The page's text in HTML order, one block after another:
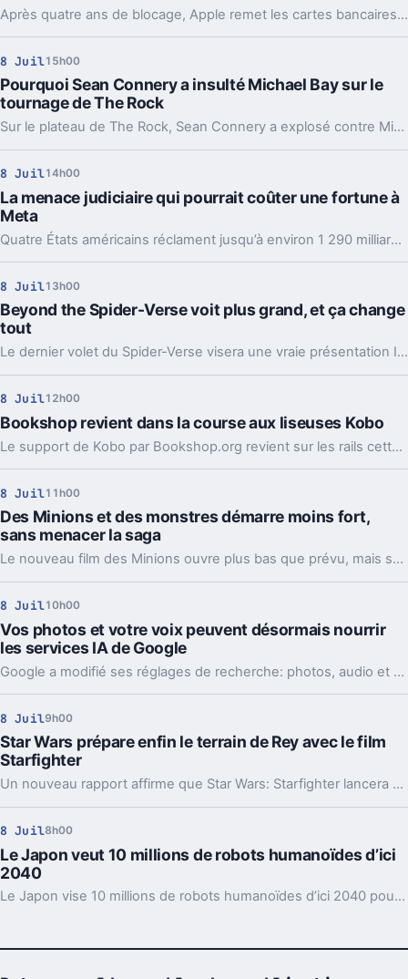
Après quatre ans de blocage, Apple remet les cartes bancaires dans son écosystème indien. Un retour discret, mais crucial pour ses abonnements et l’App Store.
8 Juil15h00
Pourquoi Sean Connery a insulté Michael Bay sur le
tournage de The Rock
Sur le plateau de The Rock, Sean Connery a explosé contre Michael Bay après une cascade sous l’eau. Une scène tendue, révélatrice du tournage.
8 Juil14h00
La menace judiciaire qui pourrait coûter une fortune à
Meta
Quatre États américains réclament jusqu’à environ 1 290 milliards d’euros à Meta pour les designs addictifs de Facebook et Instagram.
8 Juil13h00
Beyond the Spider-Verse voit plus grand, et ça change
tout
Le dernier volet du Spider-Verse visera une vraie présentation IMAX, avec des scènes en 1.43:1. Un choix technique qui dit beaucoup sur ses ambitions.
8 Juil12h00
Bookshop revient dans la course aux liseuses Kobo
Le support de Kobo par Bookshop.org revient sur les rails cette année. Bonne nouvelle pour les fans de liseuses qui veulent acheter chez les libraires indés.
8 Juil11h00
Des Minions et des monstres démarre moins fort,
sans menacer la saga
Le nouveau film des Minions ouvre plus bas que prévu, mais son coût contenu et l'international changent la lecture. La franchise ralentit, pas son business.
8 Juil10h00
Vos photos et votre voix peuvent désormais nourrir
les services IA de Google
Google a modifié ses réglages de recherche: photos, audio et autres fichiers peuvent nourrir son IA par défaut. L’option existe, mais il faut aller la couper.
8 Juil9h00
Star Wars prépare enfin le terrain de Rey avec le film
Starfighter
Un nouveau rapport affirme que Star Wars: Starfighter lancera dès son intrigue le futur ordre Jedi de Rey. De quoi brouiller sa promesse de film autonome.
8 Juil8h00
Le Japon veut 10 millions de robots humanoïdes d’ici
2040
Le Japon vise 10 millions de robots humanoïdes d’ici 2040 pour compenser le manque de main-d’œuvre. Et il n’est clairement pas seul sur ce front.